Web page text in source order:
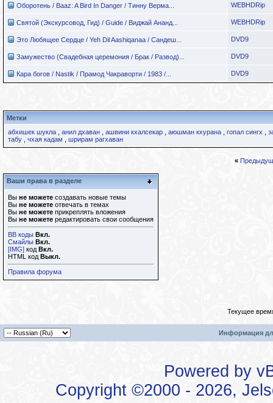
Оборотень / Baaz: A Bird In Danger / Тинну Верма... WEBHDRip
Святой (Экскурсовод, Гид) / Guide / Виджай Ананд... WEBHDRip
Это Любящее Сердце / Yeh Dil Aashiqanaa / Сандеш... DVD9
Замужество (Свадебная церемония / Брак / Развод)... DVD9
Кара богов / Nastik / Прамод Чакраворти / 1983 /... DVD9
Метки
абхишек шукла
анил дхаван ашвини кхалсекар аюшман кхурана гопал сингх
табу
чхая кадам шрирам рагхаван
«
Ваши права в разделе
Вы не можете создавать новые темы
Вы не можете отвечать в темах
Вы не можете прикреплять вложения
Вы не можете редактировать свои сообщения
BB коды Вкл.
Смайлы Вкл.
[IMG] код Вкл.
HTML код Выкл.
Правила форума
Текущее
Информация
Powered by
Copyright ©2000 - 2026,